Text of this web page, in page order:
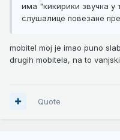
има "кикирики звучна у
слушалице повезане
mobitel moj je imao puno
drugih mobitela, na to
Quote